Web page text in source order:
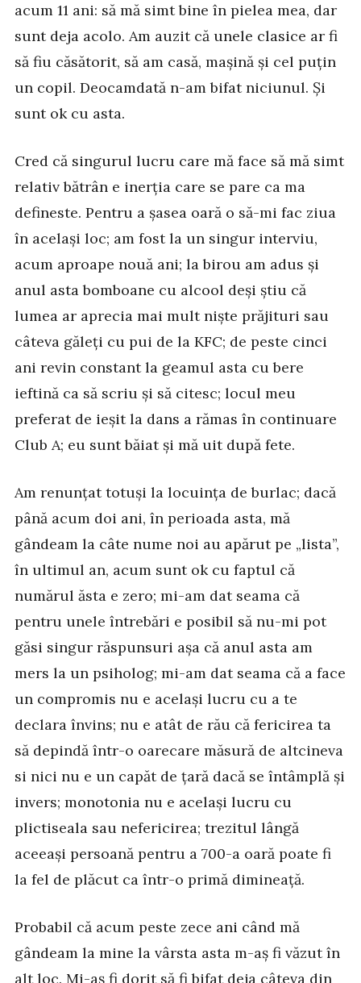
acum 11 ani: să mă simt bine în pielea mea, dar
sunt deja acolo. Am auzit că unele clasice ar fi
să fiu căsătorit, să am casă, mașină și cel puțin
un copil. Deocamdată n-am bifat niciunul. Și
sunt ok cu asta.
Cred că singurul lucru care mă face să mă simt
relativ bătrân e inerția care se pare ca ma
defineste. Pentru a șasea oară o să-mi fac ziua
în același loc; am fost la un singur interviu,
acum aproape nouă ani; la birou am adus și
anul asta bomboane cu alcool deși știu că
lumea ar aprecia mai mult niște prăjituri sau
câteva găleți cu pui de la KFC; de peste cinci
ani revin constant la geamul asta cu bere
ieftină ca să scriu și să citesc; locul meu
preferat de ieșit la dans a rămas în continuare
Club A; eu sunt băiat și mă uit după fete.
Am renunțat totuși la locuința de burlac; dacă
până acum doi ani, în perioada asta, mă
gândeam la câte nume noi au apărut pe „lista”,
în ultimul an, acum sunt ok cu faptul că
numărul ăsta e zero; mi-am dat seama că
pentru unele întrebări e posibil să nu-mi pot
găsi singur răspunsuri așa că anul asta am
mers la un psiholog; mi-am dat seama că a face
un compromis nu e același lucru cu a te
declara învins; nu e atât de rău că fericirea ta
să depindă într-o oarecare măsură de altcineva
si nici nu e un capăt de țară dacă se întâmplă și
invers; monotonia nu e același lucru cu
plictiseala sau nefericirea; trezitul lângă
aceeași persoană pentru a 700-a oară poate fi
la fel de plăcut ca într-o primă dimineață.
Probabil că acum peste zece ani când mă
gândeam la mine la vârsta asta m-aș fi văzut în
alt loc. Mi-aș fi dorit să fi bifat deja câteva din